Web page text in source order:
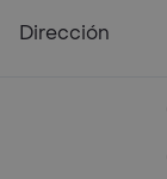
Dirección